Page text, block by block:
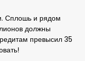
Сплошь и рядом
должны
превысил 35